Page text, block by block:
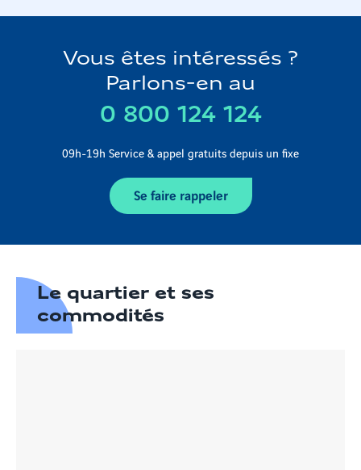
Vous êtes intéressés ?
Parlons-en au
0 800 124 124
09h-19h Service & appel gratuits depuis un fixe
Se faire rappeler
Le quartier et ses
commodités